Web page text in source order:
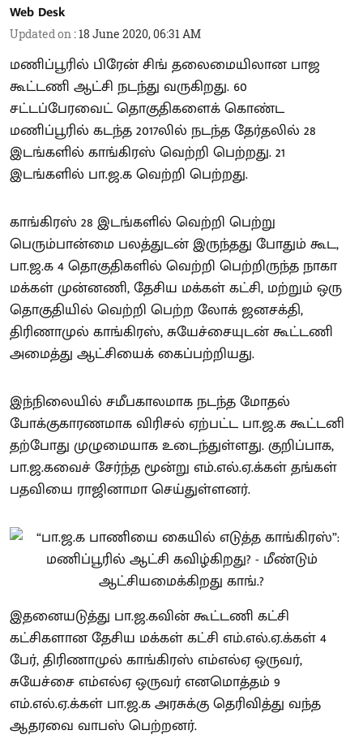
Web Desk
Updated on :18 June 2020, 06:31 AM
மணிப்பூரில் பிரேன் சிங் தலைமையிலான பாஜ
கூட்டணி ஆட்சி நடந்து வருகிறது. 60
சட்டப்பேரவைட் தொகுதிகளைக் கொண்ட
மணிப்பூரில் கடந்த 2017லில் நடந்த தேர்தலில் 28
இடங்களில் காங்கிரஸ் வெற்றி பெற்றது. 21
இடங்களில் பா.ஜ.க வெற்றி பெற்றது.
காங்கிரஸ் 28 இடங்களில் வெற்றி பெற்று
பெரும்பான்மை பலத்துடன் இருந்தது போதும் கூட,
பா.ஜ.க 4 தொகுதிகளில் வெற்றி பெற்றிருந்த நாகா
மக்கள் முன்னணி, தேசிய மக்கள் கட்சி, மற்றும் ஒரு
தொகுதியில் வெற்றி பெற்ற லோக் ஜனசக்தி,
திரிணாமுல் காங்கிரஸ், சுயேச்சையுடன் கூட்டணி
அமைத்து ஆட்சியைக் கைப்பற்றியது.
இந்நிலையில் சமீபகாலமாக நடந்த மோதல்
போக்குகாரணமாக விரிசல் ஏற்பட்ட பா.ஜ.க கூட்டனி
தற்போது முழுமையாக உடைந்துள்ளது. குறிப்பாக,
பா.ஜ.கவைச் சேர்ந்த மூன்று எம்.எல்.ஏ.க்கள் தங்கள்
பதவியை ராஜினாமா செய்துள்ளனர்.
இதனையடுத்து பா.ஜ.கவின் கூட்டணி கட்சி
கட்சிகளான தேசிய மக்கள் கட்சி எம்.எல்.ஏ.க்கள் 4
பேர், திரிணாமுல் காங்கிரஸ் எம்எல்ஏ ஒருவர்,
சுயேச்சை எம்எல்ஏ ஒருவர் எனமொத்தம் 9
எம்.எல்.ஏ.க்கள் பா.ஜ.க அரசுக்கு தெரிவித்து வந்த
ஆதரவை வாபஸ் பெற்றனர்.